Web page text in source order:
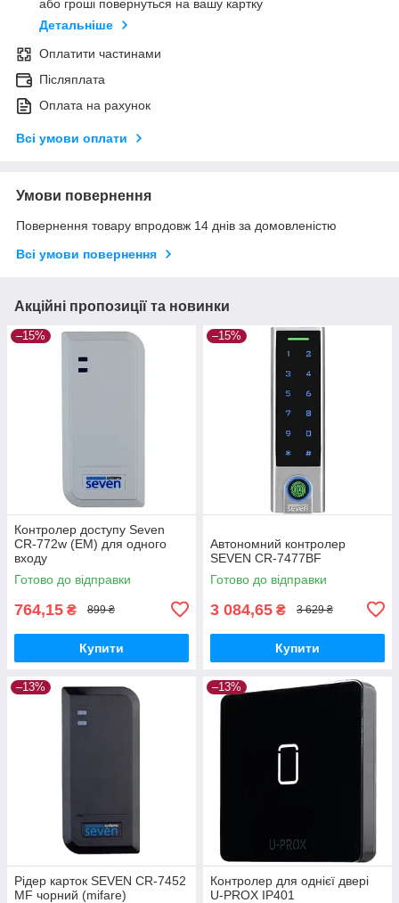
або гроші повернуться на вашу картку
Детальніше
Оплатити частинами
Післяплата
Оплата на рахунок
Всі умови оплати
Умови повернення
Повернення товару впродовж 14 днів за домовленістю
Всі умови повернення
Акційні пропозиції та новинки
–15%
Контролер доступу Seven
CR-772w (EM) для одного
входу
Готово до відправки
764,15 ₴ 899 ₴
Купити
–15%
Автономний контролер
SEVEN CR-7477BF
Готово до відправки
3 084,65 ₴ 3 629 ₴
Купити
–13%
Рідер карток SEVEN CR-7452
MF чорний (mifare)
–13%
Контролер для однієї двері
U-PROX IP401